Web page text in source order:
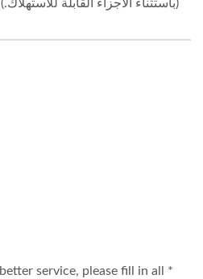
(باستثناء الأجزاء القابلة للاستهلاك.)